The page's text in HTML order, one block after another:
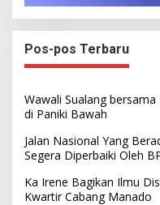
Pos-pos Terbaru
Wawali Sualang
di Paniki Bawah
Jalan Nasional Yang
Segera Diperbaiki Oleh
Ka Irene Bagikan Ilmu
Kwartir Cabang Manado